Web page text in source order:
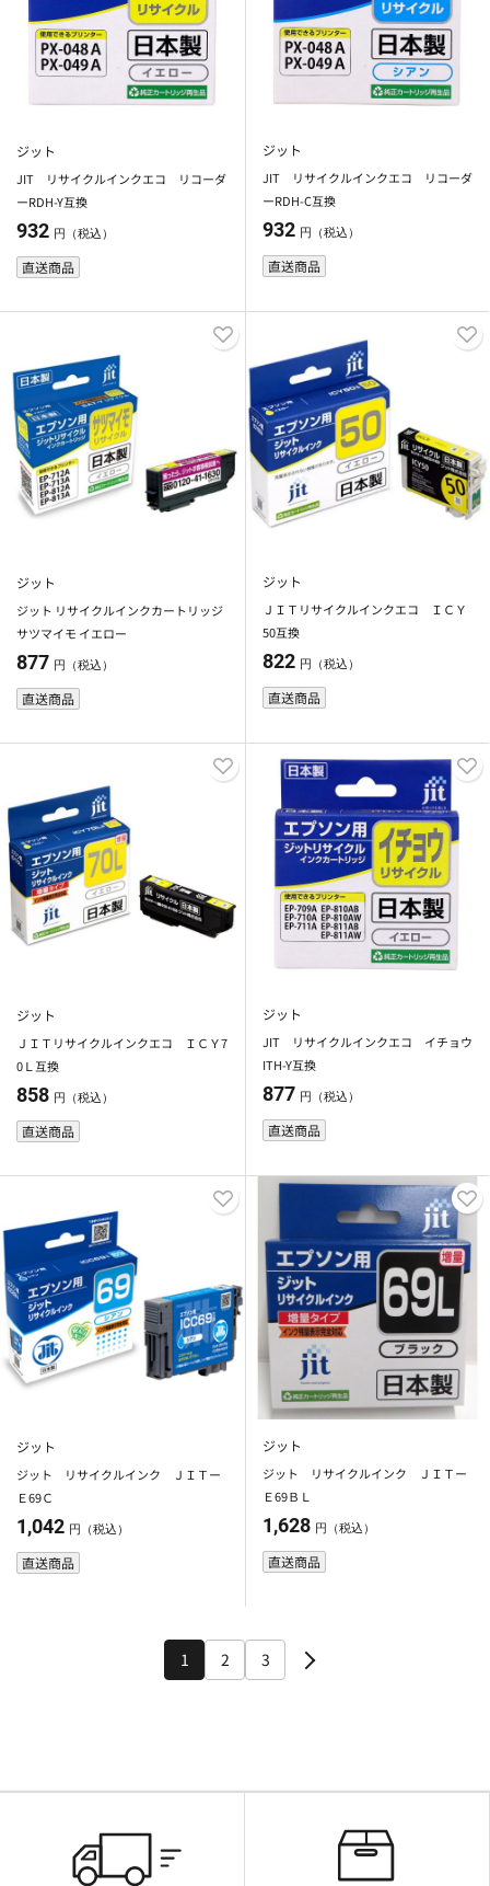
ジット
JIT リサイクルインクエコ リコーダ
ーRDH-Y互換
932 円（税込）
直送商品
ジット
JIT リサイクルインクエコ リコーダ
ーRDH-C互換
932 円（税込）
直送商品
ジット
ジット リサイクルインクカートリッジ
サツマイモ イエロー
877 円（税込）
直送商品
ジット
ＪＩＴリサイクルインクエコ ＩＣＹ
50互換
822 円（税込）
直送商品
ジット
ＪＩＴリサイクルインクエコ ＩＣＹ7
0Ｌ互換
858 円（税込）
直送商品
ジット
JIT リサイクルインクエコ イチョウ
ITH-Y互換
877 円（税込）
直送商品
ジット
ジット リサイクルインク ＪＩＴー
Ｅ69Ｃ
1,042 円（税込）
直送商品
ジット
ジット リサイクルインク ＪＩＴー
Ｅ69ＢＬ
1,628 円（税込）
直送商品
1 2 3